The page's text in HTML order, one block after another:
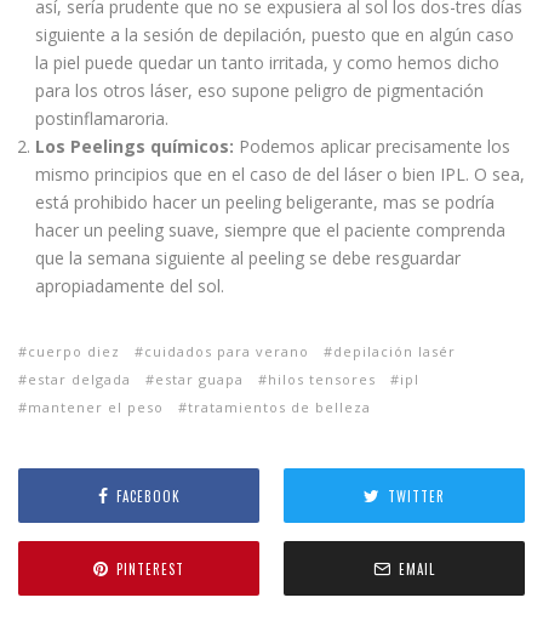
así, sería prudente que no se expusiera al sol los dos-tres días
siguiente a la sesión de depilación, puesto que en algún caso
la piel puede quedar un tanto irritada, y como hemos dicho
para los otros láser, eso supone peligro de pigmentación
postinflamaroria.
Los Peelings químicos: Podemos aplicar precisamente los
mismo principios que en el caso de del láser o bien IPL. O sea,
está prohibido hacer un peeling beligerante, mas se podría
hacer un peeling suave, siempre que el paciente comprenda
que la semana siguiente al peeling se debe resguardar
apropiadamente del sol.
cuerpo diez cuidados para verano
depilación lasér
estar delgada
estar guapa hilos tensores
ipl
mantener el peso
tratamientos de belleza
FACEBOOK TWITTER
PINTEREST EMAIL